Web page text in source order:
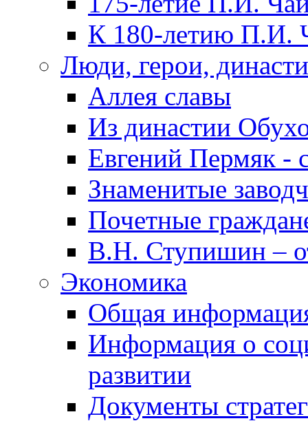
К 180-летию П.И.
Люди, герои,
Аллея славы
Из династии
Евгений Пермяк -
Знаменитые
Почетные
В.Н. Ступишин –
Экономика
Общая
Информация о
развитии
Документы